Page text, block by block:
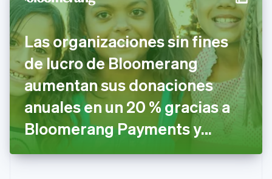
Las organizaciones sin fines
de lucro de Bloomerang
aumentan sus donaciones
anuales en un 20 % gracias a
Bloomerang Payments y
Stripe
Estonia
English
Finlandia
EnglishSvenska
Francia
FrançaisEnglish
Gibraltar
English
Grecia
English
Hungría
India